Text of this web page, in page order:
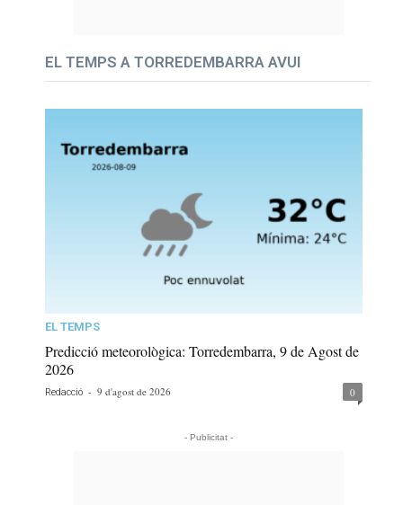
EL TEMPS A TORREDEMBARRA AVUI
EL TEMPS
Predicció meteorològica: Torredembarra, 9 de Agost de
2026
Redacció - 9 d'agost de 2026 0
- Publicitat -